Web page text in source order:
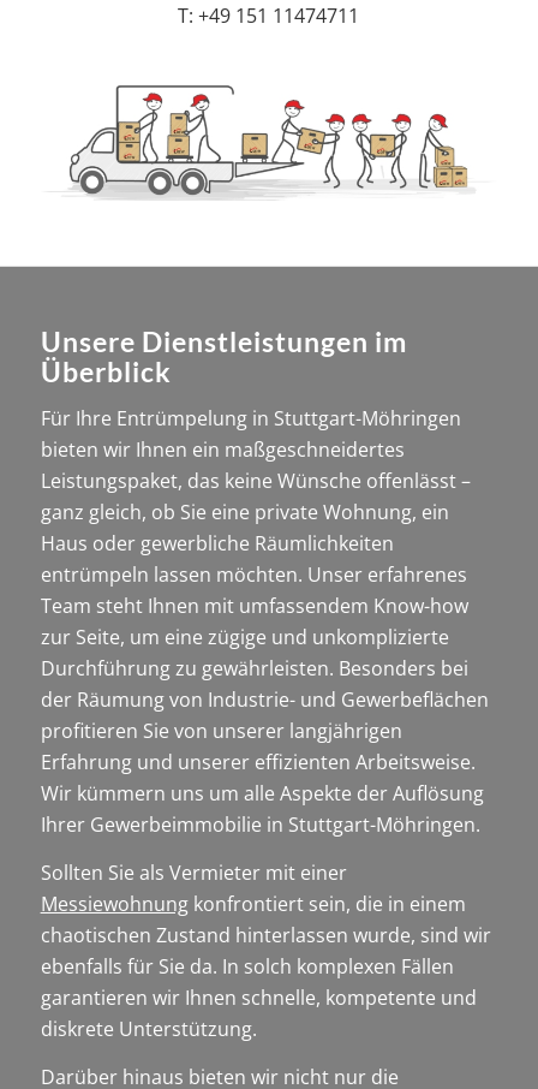
T: +49 151 11474711
Unsere Dienstleistungen im
Überblick
Für Ihre Entrümpelung in Stuttgart-Möhringen
bieten wir Ihnen ein maßgeschneidertes
Leistungspaket, das keine Wünsche offenlässt –
ganz gleich, ob Sie eine private Wohnung, ein
Haus oder gewerbliche Räumlichkeiten
entrümpeln lassen möchten. Unser erfahrenes
Team steht Ihnen mit umfassendem Know-how
zur Seite, um eine zügige und unkomplizierte
Durchführung zu gewährleisten. Besonders bei
der Räumung von Industrie- und Gewerbeflächen
profitieren Sie von unserer langjährigen
Erfahrung und unserer effizienten Arbeitsweise.
Wir kümmern uns um alle Aspekte der Auflösung
Ihrer Gewerbeimmobilie in Stuttgart-Möhringen.
Sollten Sie als Vermieter mit einer
Messiewohnungkonfrontiert sein, die in einem
chaotischen Zustand hinterlassen wurde, sind wir
ebenfalls für Sie da. In solch komplexen Fällen
garantieren wir Ihnen schnelle, kompetente und
diskrete Unterstützung.
Darüber hinaus bieten wir nicht nur die